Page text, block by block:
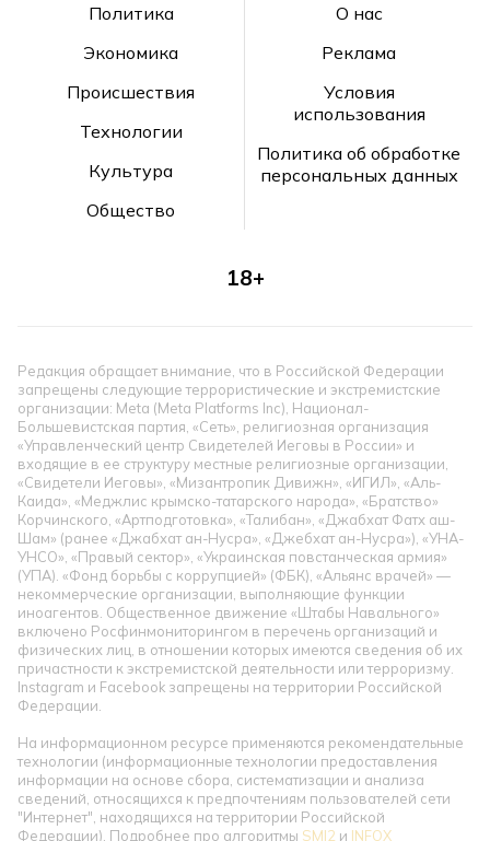
Политика
Экономика
Происшествия
Технологии
Культура
Общество
О нас
Реклама
Условия
использования
Политика об обработке
персональных данных
18+
Редакция обращает внимание, что в Российской Федерации
запрещены следующие террористические и экстремистские
организации: Meta (Meta Platforms Inc), Национал-
Большевистская партия, «Сеть», религиозная организация
«Управленческий центр Свидетелей Иеговы в России» и
входящие в ее структуру местные религиозные организации,
«Свидетели Иеговы», «Мизантропик Дивижн», «ИГИЛ», «Аль-
Каида», «Меджлис крымско-татарского народа», «Братство»
Корчинского, «Артподготовка», «Талибан», «Джабхат Фатх аш-
Шам» (ранее «Джабхат ан-Нусра», «Джебхат ан-Нусра»), «УНА-
УНСО», «Правый сектор», «Украинская повстанческая армия»
(УПА). «Фонд борьбы с коррупцией» (ФБК), «Альянс врачей» —
некоммерческие организации, выполняющие функции
иноагентов. Общественное движение «Штабы Навального»
включено Росфинмониторингом в перечень организаций и
физических лиц, в отношении которых имеются сведения об их
причастности к экстремистской деятельности или терроризму.
Instagram и Facebook запрещены на территории Российской
Федерации.
На информационном ресурсе применяются рекомендательные
технологии (информационные технологии предоставления
информации на основе сбора, систематизации и анализа
сведений, относящихся к предпочтениям пользователей сети
"Интернет", находящихся на территории Российской
Федерации). Подробнее про алгоритмы SMI2 и INFOX